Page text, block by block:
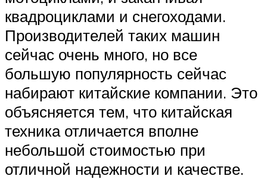
квадроциклами и снегоходами.
Производителей таких машин
сейчас очень много, но все
большую популярность сейчас
набирают китайские компании. Это
объясняется тем, что китайская
техника отличается вполне
небольшой стоимостью при
отличной надежности и качестве.